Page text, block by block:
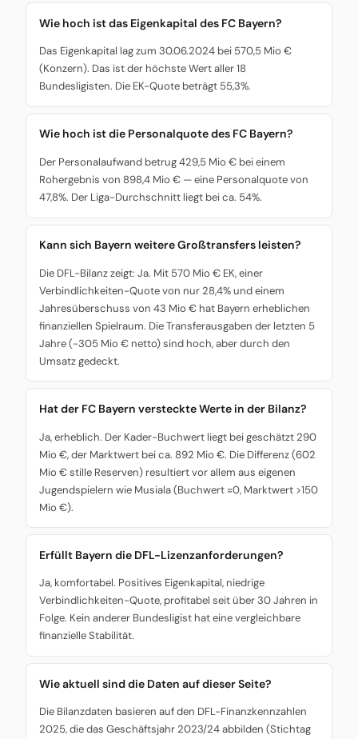
Wie hoch ist das Eigenkapital des FC Bayern?
Das Eigenkapital lag zum 30.06.2024 bei 570,5 Mio €
(Konzern). Das ist der höchste Wert aller 18
Bundesligisten. Die EK-Quote beträgt 55,3%.
Wie hoch ist die Personalquote des FC Bayern?
Der Personalaufwand betrug 429,5 Mio € bei einem
Rohergebnis von 898,4 Mio € — eine Personalquote von
47,8%. Der Liga-Durchschnitt liegt bei ca. 54%.
Kann sich Bayern weitere Großtransfers leisten?
Die DFL-Bilanz zeigt: Ja. Mit 570 Mio € EK, einer
Verbindlichkeiten-Quote von nur 28,4% und einem
Jahresüberschuss von 43 Mio € hat Bayern erheblichen
finanziellen Spielraum. Die Transferausgaben der letzten 5
Jahre (-305 Mio € netto) sind hoch, aber durch den
Umsatz gedeckt.
Hat der FC Bayern versteckte Werte in der Bilanz?
Ja, erheblich. Der Kader-Buchwert liegt bei geschätzt 290
Mio €, der Marktwert bei ca. 892 Mio €. Die Differenz (602
Mio € stille Reserven) resultiert vor allem aus eigenen
Jugendspielern wie Musiala (Buchwert ≈0, Marktwert >150
Mio €).
Erfüllt Bayern die DFL-Lizenzanforderungen?
Ja, komfortabel. Positives Eigenkapital, niedrige
Verbindlichkeiten-Quote, profitabel seit über 30 Jahren in
Folge. Kein anderer Bundesligist hat eine vergleichbare
finanzielle Stabilität.
Wie aktuell sind die Daten auf dieser Seite?
Die Bilanzdaten basieren auf den DFL-Finanzkennzahlen
2025, die das Geschäftsjahr 2023/24 abbilden (Stichtag